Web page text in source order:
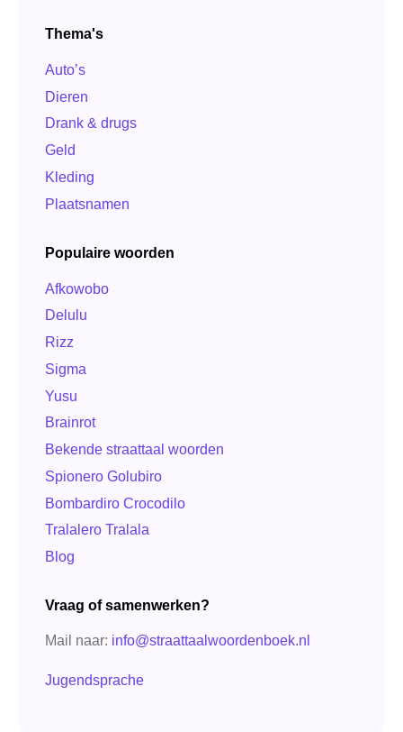
Thema's
Auto’s
Dieren
Drank & drugs
Geld
Kleding
Plaatsnamen
Populaire woorden
Afkowobo
Delulu
Rizz
Sigma
Yusu
Brainrot
Bekende straattaal woorden
Spionero Golubiro
Bombardiro Crocodilo
Tralalero Tralala
Blog
Vraag of samenwerken?
Mail naar: info@straattaalwoordenboek.nl
Jugendsprache